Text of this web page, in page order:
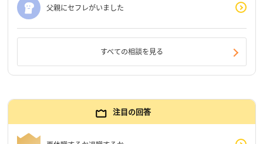
父親にセフレがいました
すべての相談を見る
注目の回答